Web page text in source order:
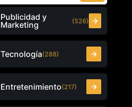
Publicidad y
Marketing
(526)
Tecnología(288)
Entretenimiento(217)